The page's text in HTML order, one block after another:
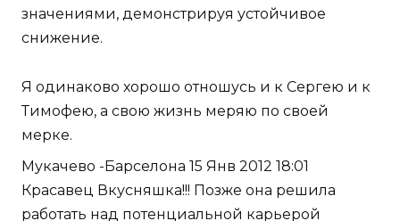
значениями, демонстрируя устойчивое
снижение.
Я одинаково хорошо отношусь и к Сергею и к
Тимофею, а свою жизнь меряю по своей
мерке.
Мукачево -Барселона 15 Янв 2012 18:01
Красавец Вкусняшка!!! Позже она решила
работать над потенциальной карьерой